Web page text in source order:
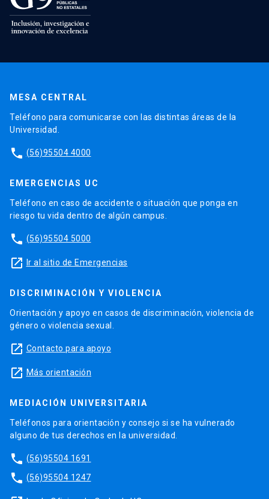
MESA CENTRAL
Teléfono para comunicarse con las distintas áreas de la
Universidad.
phone (56)95504 4000
EMERGENCIAS UC
Teléfono en caso de accidente o situación que ponga en
riesgo tu vida dentro de algún campus.
phone (56)95504 5000
launch Ir al sitio de Emergencias
DISCRIMINACIÓN Y VIOLENCIA
Orientación y apoyo en casos de discriminación, violencia de
género o violencia sexual.
launch Contacto para apoyo
launch Más orientación
MEDIACIÓN UNIVERSITARIA
Teléfonos para orientación y consejo si se ha vulnerado
alguno de tus derechos en la universidad.
phone (56)95504 1691
phone (56)95504 1247